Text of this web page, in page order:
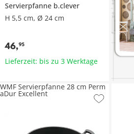
Servierpfanne b.clever
H 5,5 cm, Ø 24 cm
46,95
Lieferzeit: bis zu 3 Werktage
WMF Servierpfanne 28 cm Perm
aDur Excellent